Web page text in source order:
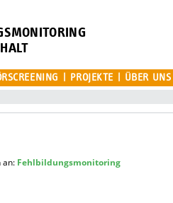
PROJEKTE ÜBER UNS
an: Fehlbildungsmonitoring